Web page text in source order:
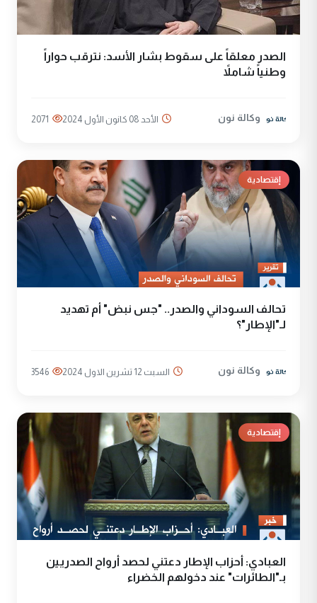
الصدر معلقاً على سقوط بشار الأسد: نترقب حواراً
وطنياً شاملاً
وكالة نون الأحد 08 كانون الأول 2024 2071
إقتصادية
تحالف السوداني والصدر.. "جس نبض" أم تهديد
لـ"الإطار"؟
وكالة نون السبت 12 تشرين الاول 2024 3546
إقتصادية
العبادي: أحزاب الإطار دعتني لحصد أرواح الصدريين
بـ"الطائرات" عند دخولهم الخضراء